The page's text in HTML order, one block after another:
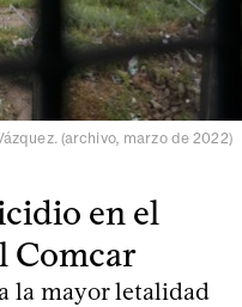
(archivo, marzo de 2022)
en el
Comcar
la mayor letalidad